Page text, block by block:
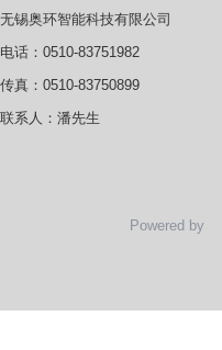
无锡奥环智能科技有限公司
电话：0510-83751982
传真：0510-83750899
联系人：潘先生
Powered by